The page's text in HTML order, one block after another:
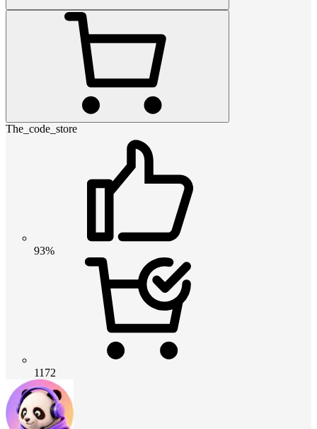
The_code_store
93%
1172